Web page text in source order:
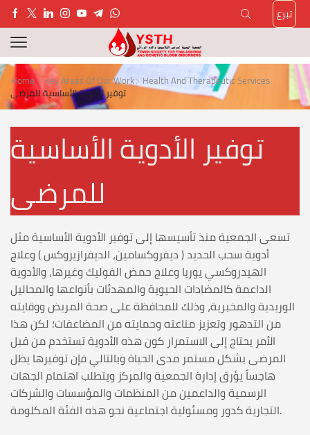
تبرع
Home Key Areas Of Our Work Health And Therapeutic Services
توفير الأدوية الأساسية للمرضى
توفير الأدوية الأساسية
للمرضى
تسعى الجمعية منذ تأسيسها إلى توفير الأدوية الأساسية مثل
أدوية سحب الحديد ( ديفروكسامين، الديفرازيروكس ) وعلاج
الهيدروكسي يوريا وعلاج حمض الفوليك وغيرها، والأدوية
الداعمة كالمضادات الحيوية والمهدئات بأنواعها والمحاليل
الوريدية والمخبرية، وذلك للمحافظة على صحة المريض ووقايته
من التدهور وتعزيز مناعته وحمايته من المضاعفات؛ لكن هذا
الأمر يحتاج إلى الاستمرار كون هذه الأدوية تستخدم من قبل
المرضى بشكل مستمر مدى الحياة وبالتالي فإن توفيرها يظل
هاجساً يؤرق إدارة الجمعية والمركز ويتطلب اهتمام الجهات
الرسمية والداعمين من المنظمات والمؤسسات والشركات
التجارية كدور ومسئولية اجتماعية نحو هذه الفئة المكلومة.